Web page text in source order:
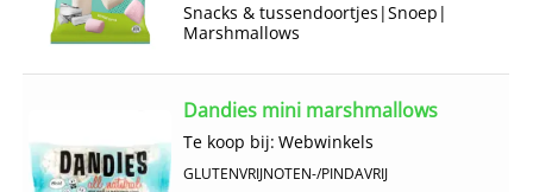
Snacks & tussendoortjes |Snoep |
Marshmallows
Dandies mini marshmallows
Te koop bij: Webwinkels
GLUTENVRIJNOTEN-/PINDAVRIJ